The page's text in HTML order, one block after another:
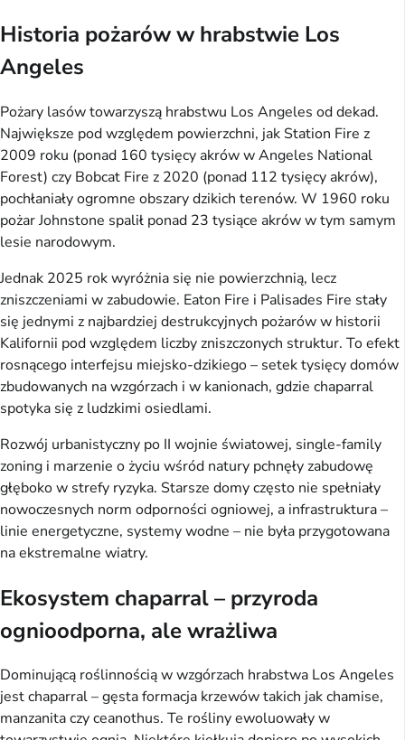
Historia pożarów w hrabstwie Los
Angeles
Pożary lasów towarzyszą hrabstwu Los Angeles od dekad.
Największe pod względem powierzchni, jak Station Fire z
2009 roku (ponad 160 tysięcy akrów w Angeles National
Forest) czy Bobcat Fire z 2020 (ponad 112 tysięcy akrów),
pochłaniały ogromne obszary dzikich terenów. W 1960 roku
pożar Johnstone spalił ponad 23 tysiące akrów w tym samym
lesie narodowym.
Jednak 2025 rok wyróżnia się nie powierzchnią, lecz
zniszczeniami w zabudowie. Eaton Fire i Palisades Fire stały
się jednymi z najbardziej destrukcyjnych pożarów w historii
Kalifornii pod względem liczby zniszczonych struktur. To efekt
rosnącego interfejsu miejsko-dzikiego – setek tysięcy domów
zbudowanych na wzgórzach i w kanionach, gdzie chaparral
spotyka się z ludzkimi osiedlami.
Rozwój urbanistyczny po II wojnie światowej, single-family
zoning i marzenie o życiu wśród natury pchnęły zabudowę
głęboko w strefy ryzyka. Starsze domy często nie spełniały
nowoczesnych norm odporności ogniowej, a infrastruktura –
linie energetyczne, systemy wodne – nie była przygotowana
na ekstremalne wiatry.
Ekosystem chaparral – przyroda
ognioodporna, ale wrażliwa
Dominującą roślinnością w wzgórzach hrabstwa Los Angeles
jest chaparral – gęsta formacja krzewów takich jak chamise,
manzanita czy ceanothus. Te rośliny ewoluowały w